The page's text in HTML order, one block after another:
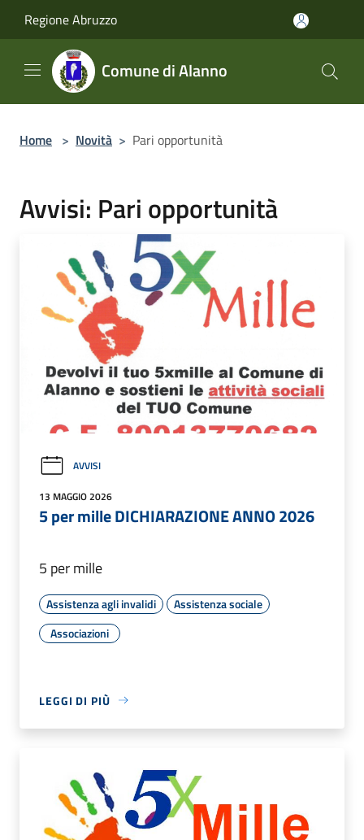
Regione Abruzzo
Comune di Alanno
Home > Novità > Pari opportunità
Avvisi: Pari opportunità
AVVISI
13 MAGGIO 2026
5 per mille DICHIARAZIONE ANNO 2026
5 per mille
Assistenza agli invalidi
Assistenza sociale
Associazioni
LEGGI DI PIÙ